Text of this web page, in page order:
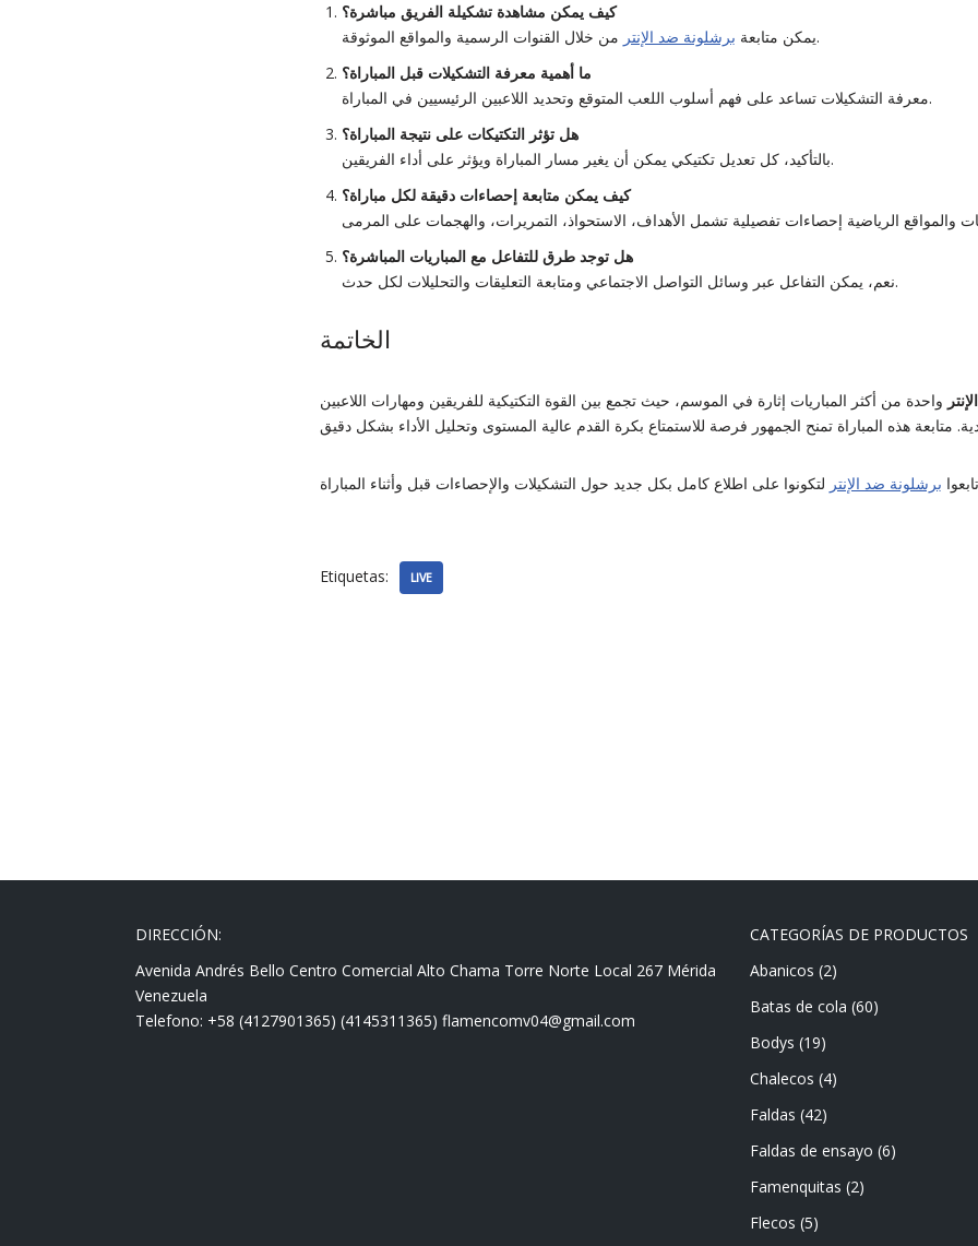
كيف يمكن مشاهدة تشكيلة الفريق مباشرة؟
يمكن متابعة برشلونة ضد الإنتر
من خلال القنوات الرسمية والمواقع الموثوقة.
ما أهمية معرفة التشكيلات قبل المباراة؟
معرفة التشكيلات تساعد على فهم أسلوب اللعب المتوقع وتحديد اللاعبين الرئيسيين في المباراة.
هل تؤثر التكتيكات على نتيجة المباراة؟
بالتأكيد، كل تعديل تكتيكي يمكن أن يغير مسار المباراة ويؤثر على أداء الفريقين.
كيف يمكن متابعة إحصاءات دقيقة لكل مباراة؟
هل توجد طرق للتفاعل مع المباريات المباشرة؟
نعم، يمكن التفاعل عبر وسائل التواصل الاجتماعي ومتابعة التعليقات والتحليلات لكل حدث.
الخاتمة
واحدة من أكثر المباريات إثارة في الموسم، حيث تجمع بين القوة التكتيكية للفريقين ومهارات اللاعبين
تابعوا برشلونة ضد الإنتر
Etiquetas: LIVE
DIRECCIÓN:
Avenida Andrés Bello Centro Comercial Alto Chama Torre Norte Local 267 Mérida
Venezuela
Telefono: +58 (4127901365) (4145311365) flamencomv04@gmail.com
CATEGORÍAS DE PRODUCTOS
Abanicos (2)
Batas de cola (60)
Bodys (19)
Chalecos (4)
Faldas (42)
Faldas de ensayo (6)
Famenquitas (2)
Flecos (5)